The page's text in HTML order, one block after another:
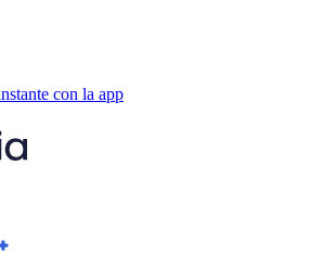
con la app